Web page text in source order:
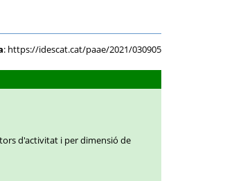
: https://idescat.cat/paae/2021/030905
d'activitat i per dimensió de